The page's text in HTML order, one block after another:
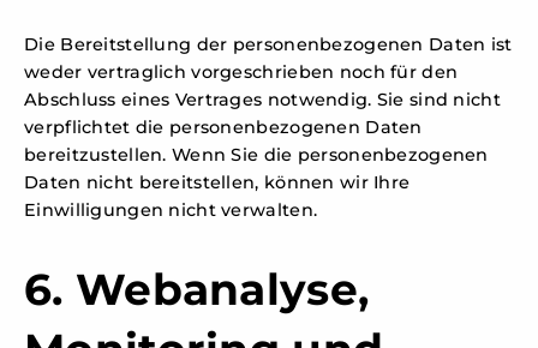
Die Bereitstellung der personenbezogenen Daten ist
weder vertraglich vorgeschrieben noch für den
Abschluss eines Vertrages notwendig. Sie sind nicht
verpflichtet die personenbezogenen Daten
bereitzustellen. Wenn Sie die personenbezogenen
Daten nicht bereitstellen, können wir Ihre
Einwilligungen nicht verwalten.
6. Webanalyse,